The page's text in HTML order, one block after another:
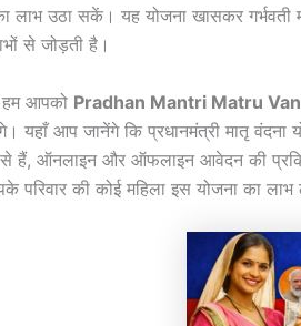
लाभ उठा सकें। यह योजना खासकर गर्भवती
से जोड़ती है।
आपको Pradhan Mantri Matru
यहाँ आप जानेंगे कि प्रधानमंत्री मातृ वंदना
हैं, ऑनलाइन और ऑफलाइन आवेदन की
परिवार की कोई महिला इस योजना का